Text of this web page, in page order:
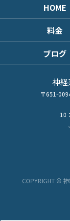
HOME
料金
ブログ
神
〒651-
10
COPYRIGHT ©